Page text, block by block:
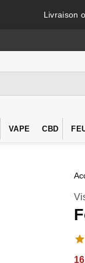
Livraison
VAPE CBD